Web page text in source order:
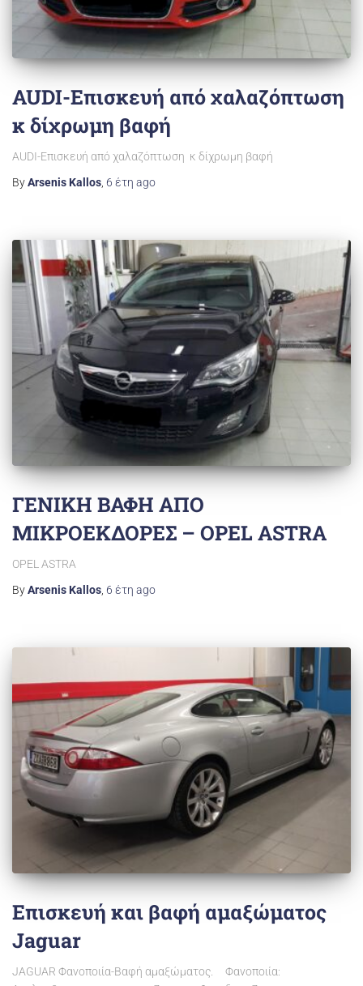
AUDI-Επισκευή από χαλαζόπτωση
κ δίχρωμη βαφή
AUDI-Επισκευή από χαλαζόπτωση κ δίχρωμη βαφή
ByArsenis Kallos, 6 έτη ago
ΓΕΝΙΚΗ ΒΑΦΗ ΑΠΟ
ΜΙΚΡΟΕΚΔΟΡΕΣ – OPEL ASTRA
OPEL ASTRA
ByArsenis Kallos 6 έτη ago
Επισκευή και βαφή αμαξώματος
Jaguar
JAGUAR Φανοποιία-Βαφή αμαξώματος. Φανοποιία: